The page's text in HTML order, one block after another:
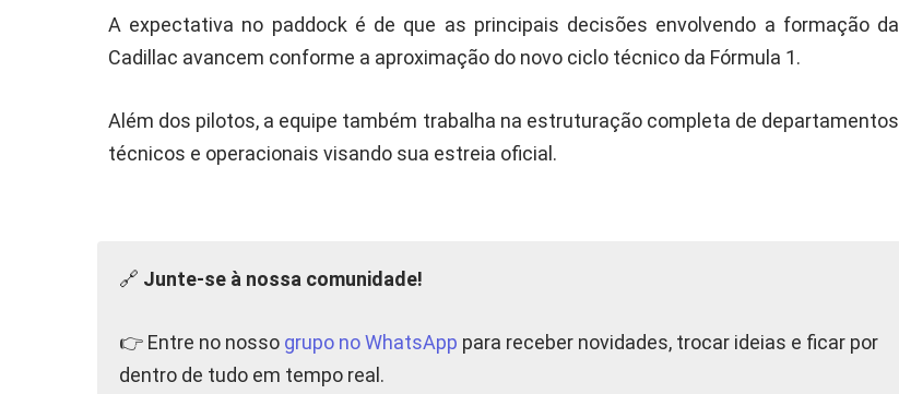
A expectativa no paddock é de que as principais decisões envolvendo a formação da
Cadillac avancem conforme a aproximação do novo ciclo técnico da Fórmula 1.
Além dos pilotos, a equipe também trabalha na estruturação completa de departamentos
técnicos e operacionais visando sua estreia oficial.
🔗 Junte-se à nossa comunidade!
👉 Entre no nosso grupo no WhatsApp para receber novidades, trocar ideias e ficar por
dentro de tudo em tempo real.